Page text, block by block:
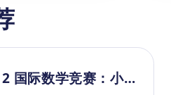
也适合数学基础薄弱的
能力提升练习册
岁的儿童和学生
国际数学竞赛：小学